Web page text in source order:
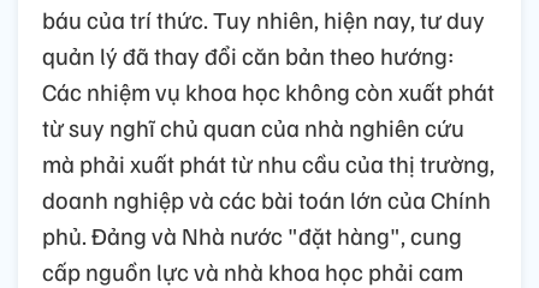
báu của trí thức. Tuy nhiên, hiện nay, tư duy
quản lý đã thay đổi căn bản theo hướng:
Các nhiệm vụ khoa học không còn xuất phát
từ suy nghĩ chủ quan của nhà nghiên cứu
mà phải xuất phát từ nhu cầu của thị trường,
doanh nghiệp và các bài toán lớn của Chính
phủ. Đảng và Nhà nước "đặt hàng", cung
cấp nguồn lực và nhà khoa học phải cam